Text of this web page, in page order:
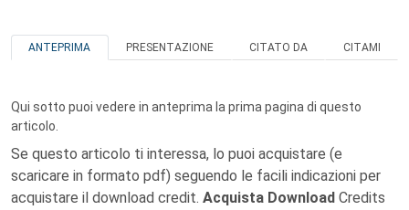
ANTEPRIMA PRESENTAZIONE CITATO DA CITAMI
Qui sotto puoi vedere in anteprima la prima pagina di questo
articolo.
Se questo articolo ti interessa, lo puoi acquistare (e
scaricare in formato pdf) seguendo le facili indicazioni per
acquistare il download credit. Acquista Download Credits